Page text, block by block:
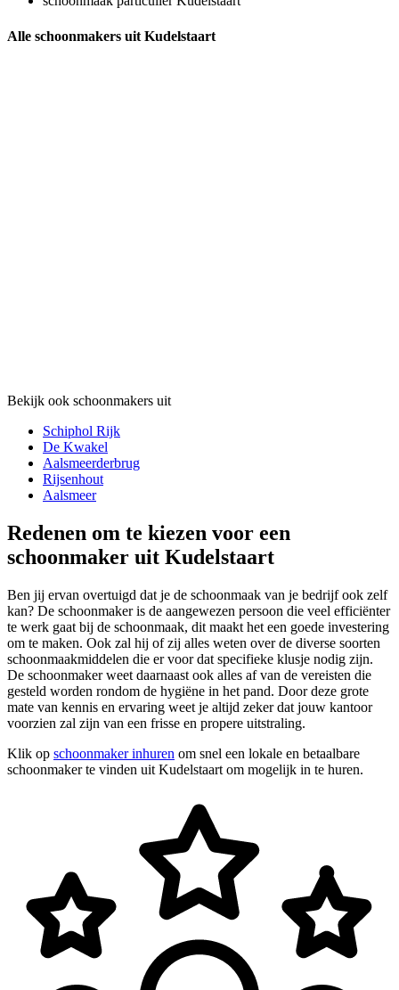
Alle schoonmakers uit Kudelstaart
Bekijk ook schoonmakers uit
Schiphol Rijk
De Kwakel
Aalsmeerderbrug
Rijsenhout
Aalsmeer
Redenen om te kiezen voor een
schoonmaker uit Kudelstaart
Ben jij ervan overtuigd dat je de schoonmaak van je bedrijf ook zelf
kan? De schoonmaker is de aangewezen persoon die veel efficiënter
te werk gaat bij de schoonmaak, dit maakt het een goede investering
om te maken. Ook zal hij of zij alles weten over de diverse soorten
schoonmaakmiddelen die er voor dat specifieke klusje nodig zijn.
De schoonmaker weet daarnaast ook alles af van de vereisten die
gesteld worden rondom de hygiëne in het pand. Door deze grote
mate van kennis en ervaring weet je altijd zeker dat jouw kantoor
voorzien zal zijn van een frisse en propere uitstraling.
Klik op schoonmaker inhuren om snel een lokale en betaalbare
schoonmaker te vinden uit Kudelstaart om mogelijk in te huren.